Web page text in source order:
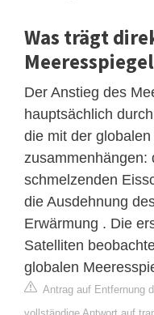
Was trägt
Der Anstieg des
hauptsächlich
die mit der
zusammenhängen:
schmelzenden
die Ausdehnung
Erwärmung . Die
Satelliten
globalen
Antrag auf Entfernung